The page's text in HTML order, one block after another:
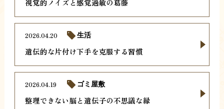
視覚的ノイズと感覚過敏の葛藤
遺伝的な片付け下手を克服する習慣
2026.04.20 生活
整理できない脳と遺伝子の不思議な縁
2026.04.19 ゴミ屋敷